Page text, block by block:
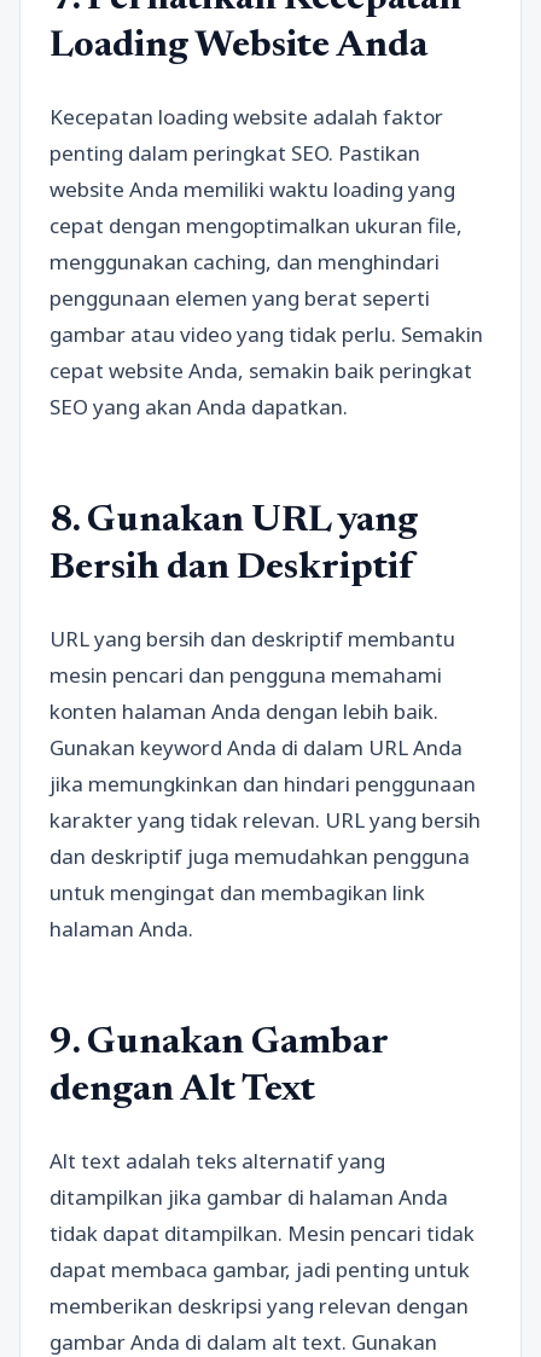
Loading Website Anda
Kecepatan loading website adalah faktor
penting dalam peringkat SEO. Pastikan
website Anda memiliki waktu loading yang
cepat dengan mengoptimalkan ukuran file,
menggunakan caching, dan menghindari
penggunaan elemen yang berat seperti
gambar atau video yang tidak perlu. Semakin
cepat website Anda, semakin baik peringkat
SEO yang akan Anda dapatkan.
8. Gunakan URL yang
Bersih dan Deskriptif
URL yang bersih dan deskriptif membantu
mesin pencari dan pengguna memahami
konten halaman Anda dengan lebih baik.
Gunakan keyword Anda di dalam URL Anda
jika memungkinkan dan hindari penggunaan
karakter yang tidak relevan. URL yang bersih
dan deskriptif juga memudahkan pengguna
untuk mengingat dan membagikan link
halaman Anda.
9. Gunakan Gambar
dengan Alt Text
Alt text adalah teks alternatif yang
ditampilkan jika gambar di halaman Anda
tidak dapat ditampilkan. Mesin pencari tidak
dapat membaca gambar, jadi penting untuk
memberikan deskripsi yang relevan dengan
gambar Anda di dalam alt text. Gunakan